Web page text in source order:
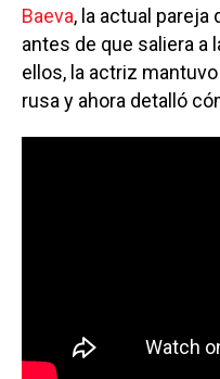
Baeva, la actual pareja
antes de que saliera a
ellos, la actriz
rusa y ahora detalló